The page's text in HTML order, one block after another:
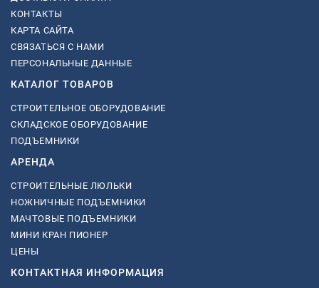
КОНТАКТЫ
КАРТА САЙТА
СВЯЗАТЬСЯ С НАМИ
ПЕРСОНАЛЬНЫЕ ДАННЫЕ
КАТАЛОГ ТОВАРОВ
СТРОИТЕЛЬНОЕ ОБОРУДОВАНИЕ
СКЛАДСКОЕ ОБОРУДОВАНИЕ
ПОДЪЕМНИКИ
АРЕНДА
СТРОИТЕЛЬНЫЕ ЛЮЛЬКИ
НОЖНИЧНЫЕ ПОДЪЕМНИКИ
МАЧТОВЫЕ ПОДЪЕМНИКИ
МИНИ КРАН ПИОНЕР
ЦЕНЫ
КОНТАКТНАЯ ИНФОРМАЦИЯ